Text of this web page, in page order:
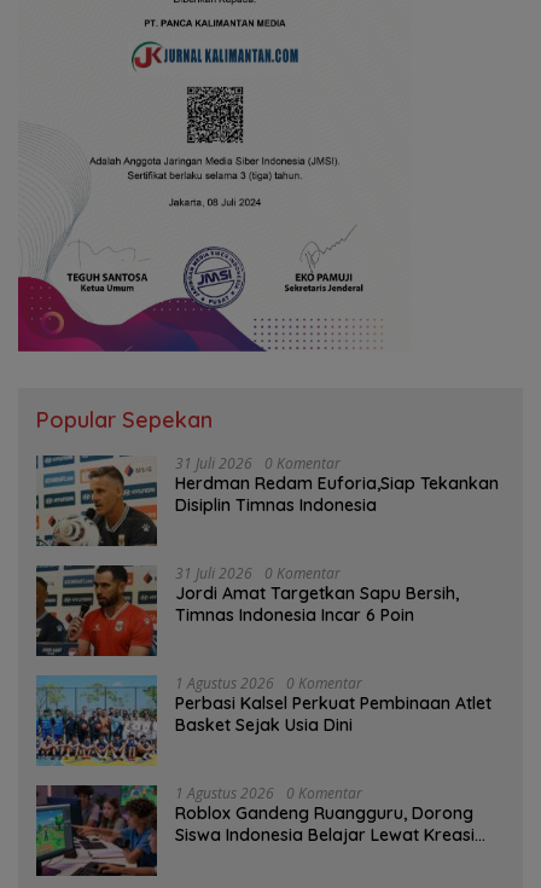
Popular Sepekan
31 Juli 2026 0 Komentar
Herdman Redam Euforia,Siap Tekankan
Disiplin Timnas Indonesia
31 Juli 2026 0 Komentar
Jordi Amat Targetkan Sapu Bersih,
Timnas Indonesia Incar 6 Poin
1 Agustus 2026 0 Komentar
Perbasi Kalsel Perkuat Pembinaan Atlet
Basket Sejak Usia Dini
1 Agustus 2026 0 Komentar
Roblox Gandeng Ruangguru, Dorong
Siswa Indonesia Belajar Lewat Kreasi